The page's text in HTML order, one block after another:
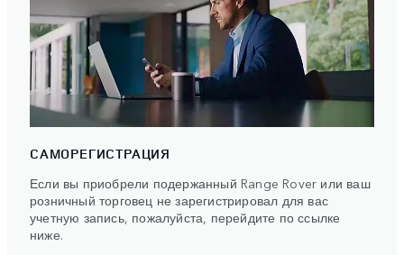
САМОРЕГИСТРАЦИЯ
Если вы приобрели подержанный Range Rover или ваш
розничный торговец не зарегистрировал для вас
учетную запись, пожалуйста, перейдите по ссылке
ниже.